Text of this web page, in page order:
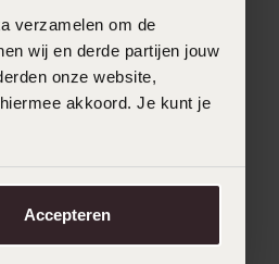
verzamelen om de
wij en derde partijen jouw
onze website,
akkoord. Je kunt je
Accepteren